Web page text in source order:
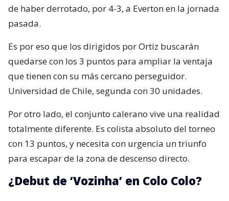
de haber derrotado, por 4-3, a Everton en la jornada
pasada.
Es por eso que los dirigidos por Ortiz buscarán
quedarse con los 3 puntos para ampliar la ventaja
que tienen con su más cercano perseguidor.
Universidad de Chile, segunda con 30 unidades.
Por otro lado, el conjunto calerano vive una realidad
totalmente diferente. Es colista absoluto del torneo
con 13 puntos, y necesita con urgencia un triunfo
para escapar de la zona de descenso directo.
¿Debut de ‘Vozinha’ en Colo Colo?